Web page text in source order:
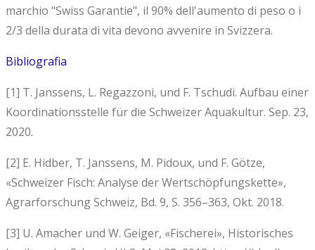
marchio "Swiss Garantie", il 90% dell'aumento di peso o i
2/3 della durata di vita devono avvenire in Svizzera.
Bibliografia
[1] T. Janssens, L. Regazzoni, und F. Tschudi. Aufbau einer
Koordinationsstelle für die Schweizer Aquakultur. Sep. 23,
2020.
[2] E. Hidber, T. Janssens, M. Pidoux, und F. Götze,
«Schweizer Fisch: Analyse der Wertschöpfungskette»,
Agrarforschung Schweiz, Bd. 9, S. 356–363, Okt. 2018.
[3] U. Amacher und W. Geiger, «Fischerei», Historisches